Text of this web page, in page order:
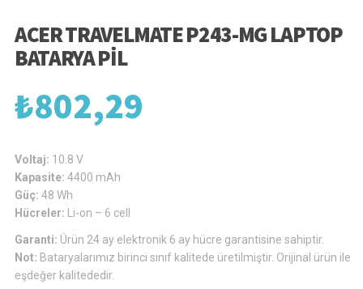
ACER TRAVELMATE P243-MG LAPTOP
BATARYA PIL
₺802,29
Voltaj: 10.8 V
Kapasite: 4400 mAh
Güç: 48 Wh
Hücreler:
Li-on – 6 cell
Garanti: Ürün 24 ay elektronik 6 ay hücre garantisine sahiptir.
Not: Bataryalarımız birinci sınıf kalitede üretilmiştir. Orijinal ürün ile
eşdeğer kalitededir.